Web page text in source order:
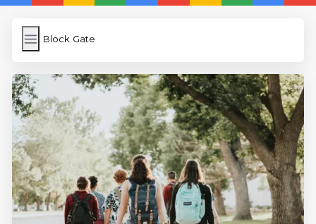
Block Gate
Block Gate
Subir Imagen
Wordpress Cache
Anasayfa
5 Günde İngilizce
İngilizce